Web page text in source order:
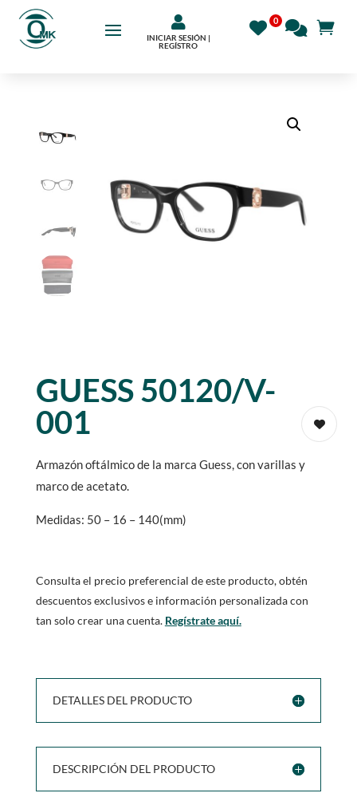

INICIAR SESIÓN |
REGÍSTRO
GUESS 50120/V-
001
Armazón oftálmico de la marca Guess, con varillas y
marco de acetato.
Medidas: 50 – 16 – 140(mm)
Consulta el precio preferencial de este producto, obtén
descuentos exclusivos e información personalizada con
tan solo crear una cuenta. Regístrate aquí.
DETALLES DEL PRODUCTO
DESCRIPCIÓN DEL PRODUCTO